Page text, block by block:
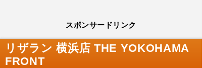
スポンサードリンク
リザラン 横浜店 THE YOKOHAMA
FRONT